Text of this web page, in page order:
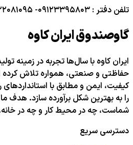
تلفن دفتر : ۰۹۱۲۳۳۹۵۸۰۳- 021۲۲۰۸۱۰۹۵
گاوصندوق ایران کاوه
ایران کاوه با سال‌ها تجربه در زمینه
حفاظتی و صنعتی، همواره تلاش کرده
کیفیت، ایمن و مطابق با استانداردهای
را به بهترین شکل برآورده سازد. هدف
شماست، چه در محیط کار و چه در
دسترسی سریع